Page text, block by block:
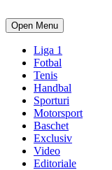
Open Menu
Liga 1
Fotbal
Tenis
Handbal
Sporturi
Motorsport
Baschet
Exclusiv
Video
Editoriale